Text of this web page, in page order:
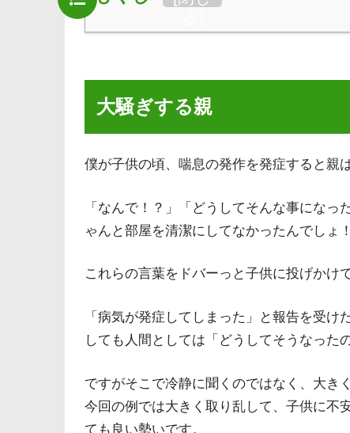
大騒ぎする親
僕が子供の頃、喘息の発作を発症すると親
「なんで！？」「どうしてそんな事にな
ゃんと部屋を清潔にしてなかったんでしょ！
これらの言葉をドバーっと子供に投げかけ
「病気が発症してしまった」と報告を受
しても人間としては「どうしてそうなった
ですがそこで冷静に聞くのではなく、大き
今回の例では大きく取り乱して、子供に不
ても良い勢いです。